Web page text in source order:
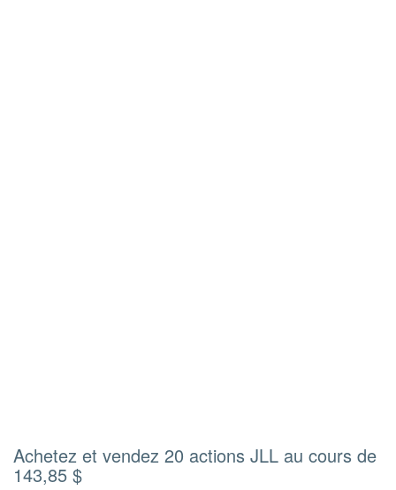
Achetez et vendez 20 actions JLL au cours de
143,85 $